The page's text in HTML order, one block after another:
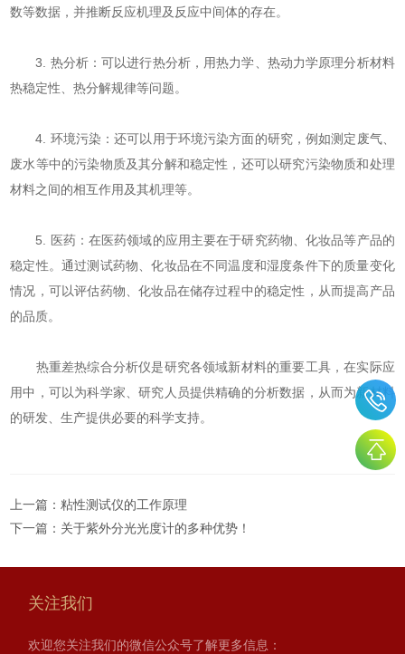
数等数据，并推断反应机理及反应中间体的存在。
3. 热分析：可以进行热分析，用热力学、热动力学原理分析材料
热稳定性、热分解规律等问题。
4. 环境污染：还可以用于环境污染方面的研究，例如测定废气、
废水等中的污染物质及其分解和稳定性，还可以研究污染物质和处理
材料之间的相互作用及其机理等。
5. 医药：在医药领域的应用主要在于研究药物、化妆品等产品的
稳定性。通过测试药物、化妆品在不同温度和湿度条件下的质量变化
情况，可以评估药物、化妆品在储存过程中的稳定性，从而提高产品
的品质。
热重差热综合分析仪是研究各领域新材料的重要工具，在实际应
用中，可以为科学家、研究人员提供精确的分析数据，从而为新材料
的研发、生产提供必要的科学支持。
上一篇：粘性测试仪的工作原理
下一篇： 关于紫外分光光度计的多种优势！
关注我们
欢迎您关注我们的微信公众号了解更多信息：